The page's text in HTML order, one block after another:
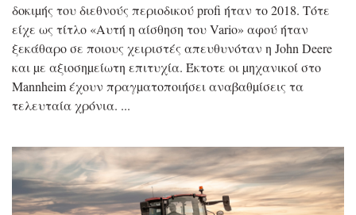
δοκιµής του διεθνούς περιοδικού profi ήταν το 2018. Τότε
είχε ως τίτλο «Αυτή η αίσθηση του Vario» αφού ήταν
ξεκάθαρο σε ποιους χειριστές απευθυνόταν η John Deere
και µε αξιοσηµείωτη επιτυχία. Έκτοτε οι µηχανικοί στο
Mannheim έχουν πραγµατοποιήσει αναβαθµίσεις τα
τελευταία χρόνια.